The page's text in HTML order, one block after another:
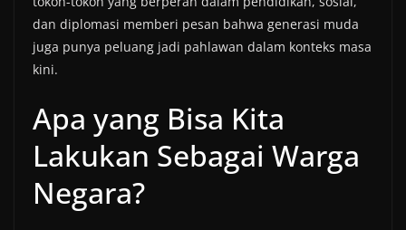
dan diplomasi memberi pesan bahwa generasi muda
juga punya peluang jadi pahlawan dalam konteks masa
kini.
Apa yang Bisa Kita
Lakukan Sebagai Warga
Negara?